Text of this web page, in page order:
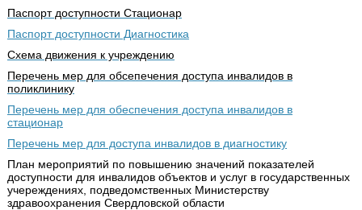
Паспорт доступности Стационар
Паспорт доступности Диагностика
Схема движения к учреждению
Перечень мер для обсепечения доступа инвалидов в
поликлинику
Перечень мер для обеспечения доступа инвалидов в
стационар
Перечень мер для доступа инвалидов в диагностику
План мероприятий по повышению значений показателей
доступности для инвалидов объектов и услуг в государственных
учереждениях, подведомственных Министерству
здравоохранения Свердловской области